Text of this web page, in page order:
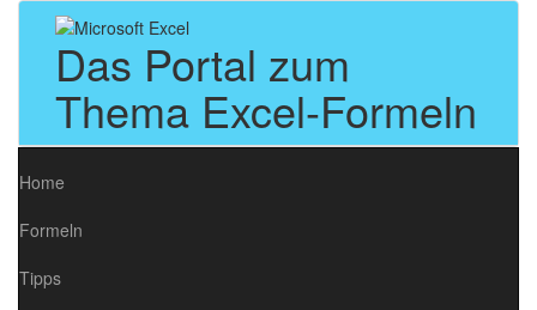
Das Portal zum
Thema Excel-Formeln
Home
Formeln
Tipps